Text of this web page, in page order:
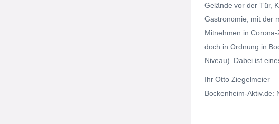
Gelände vor der Tür,
Gastronomie, mit der
Mitnehmen in
doch in Ordnung in
Niveau). Dabei ist
Ihr Otto Ziegelmeier
Bockenheim-Aktiv.de: